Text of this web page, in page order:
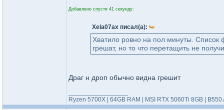
Добавлено спустя 41 секунду:
Xela07ax писал(а):
Хватило ровно на пол минуты. Список
грешат, но то что перетащить не
Драг н дроп обычно видна грешит
Ryzen 5700X | 64GB RAM | MSI RTX 5060Ti 8GB |